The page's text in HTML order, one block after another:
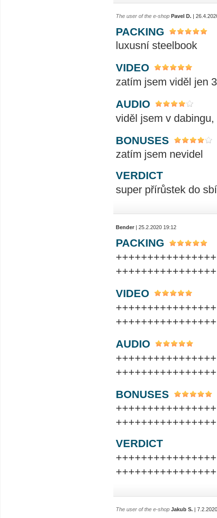
The user of the e-shop Pavel D. |
PACKING
luxusní steelbook
VIDEO
zatím jsem viděl jen
AUDIO
viděl jsem v
BONUSES
zatím jsem nevidel
VERDICT
super přírůstek do
Bender | 25.2.2020 19:12
PACKING
VIDEO
AUDIO
BONUSES
VERDICT
The user of the e-shop Jakub S. |